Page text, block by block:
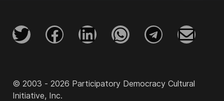
© 2003 - 2026 Participatory Democracy Cultural
Initiative, Inc.